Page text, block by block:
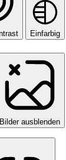
Einfarbig
Bilder ausblenden